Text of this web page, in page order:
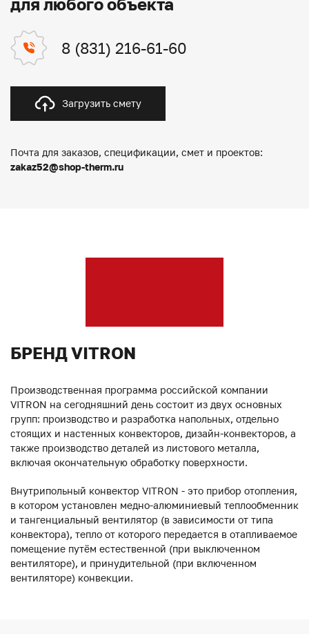
8 (831) 216-61-60
Загрузить смету
Почта для заказов, спецификации, смет и проектов:
zakaz52@shop-therm.ru
БРЕНД VITRON
Производственная программа российской компании
VITRON на сегодняшний день состоит из двух основных
групп: производство и разработка напольных, отдельно
стоящих и настенных конвекторов, дизайн-конвекторов, а
также производство деталей из листового металла,
включая окончательную обработку поверхности.
Внутрипольный конвектор VITRON - это прибор отопления,
в котором установлен медно-алюминиевый теплообменник
и тангенциальный вентилятор (в зависимости от типа
конвектора), тепло от которого передается в отапливаемое
помещение путём естественной (при выключенном
вентиляторе), и принудительной (при включенном
вентиляторе) конвекции.